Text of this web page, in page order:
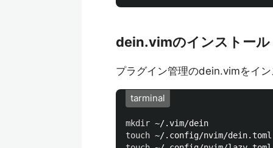
dein.vimのインストール
プラグイン管理のdein.vimをイ
tarminal
mkdir
touch